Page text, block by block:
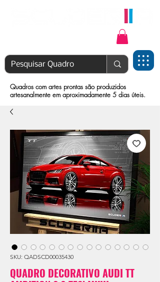
Quadros com artes prontas são produzidos
artesanalmente em aproximadamente 5 dias úteis.
SKU: QADSCD00035430
QUADRO DECORATIVO AUDI TT